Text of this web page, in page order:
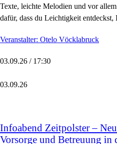
Texte, leichte Melodien und vor
dafür, dass du Leichtigkeit
Veranstalter: Otelo Vöcklabruck
03.09.26 / 17:30
03.09.26
Infoabend Zeitpolster –
Vorsorge und Betreuung in